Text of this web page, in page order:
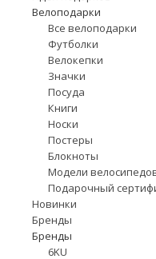
Велоподарки
Все велоподарки
Футболки
Велокепки
Значки
Посуда
Книги
Носки
Постеры
Блокноты
Модели
Подарочный
Новинки
Бренды
Бренды
6KU